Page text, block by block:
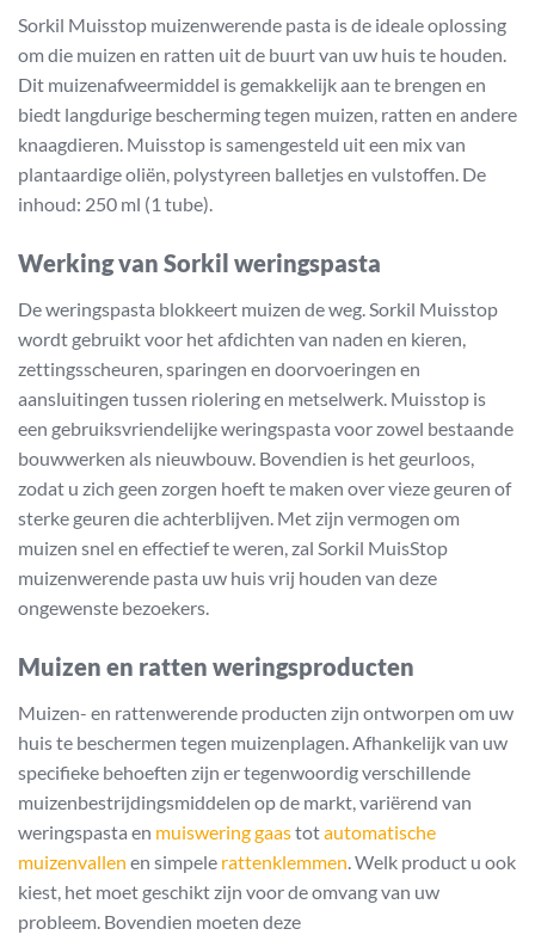
Sorkil Muisstop muizenwerende pasta is de ideale oplossing
om die muizen en ratten uit de buurt van uw huis te houden.
Dit muizenafweermiddel is gemakkelijk aan te brengen en
biedt langdurige bescherming tegen muizen, ratten en andere
knaagdieren. Muisstop is samengesteld uit een mix van
plantaardige oliën, polystyreen balletjes en vulstoffen. De
inhoud: 250 ml (1 tube).
Werking van Sorkil weringspasta
De weringspasta blokkeert muizen de weg. Sorkil Muisstop
wordt gebruikt voor het afdichten van naden en kieren,
zettingsscheuren, sparingen en doorvoeringen en
aansluitingen tussen riolering en metselwerk. Muisstop is
een gebruiksvriendelijke weringspasta voor zowel bestaande
bouwwerken als nieuwbouw. Bovendien is het geurloos,
zodat u zich geen zorgen hoeft te maken over vieze geuren of
sterke geuren die achterblijven. Met zijn vermogen om
muizen snel en effectief te weren, zal Sorkil MuisStop
muizenwerende pasta uw huis vrij houden van deze
ongewenste bezoekers.
Muizen en ratten weringsproducten
Muizen- en rattenwerende producten zijn ontworpen om uw
huis te beschermen tegen muizenplagen. Afhankelijk van uw
specifieke behoeften zijn er tegenwoordig verschillende
muizenbestrijdingsmiddelen op de markt, variërend van
weringspasta en muiswering gaastotautomatische
muizenvallen en simpele rattenklemmen . Welk product u ook
kiest, het moet geschikt zijn voor de omvang van uw
probleem. Bovendien moeten deze